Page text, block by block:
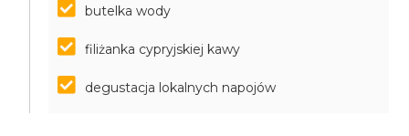
butelka wody
filiżanka cypryjskiej kawy
degustacja lokalnych napojów